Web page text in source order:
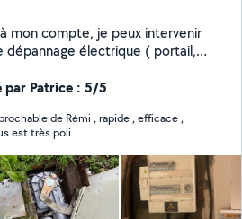
mon compte, je peux intervenir
électrique ( portail,
de modification ou rénovation
électrique, je réalise des devis
la Charente et rapidement !
par Patrice : 5/5
de Rémi , rapide , efficace ,
travail soigné et qui plus est très poli.